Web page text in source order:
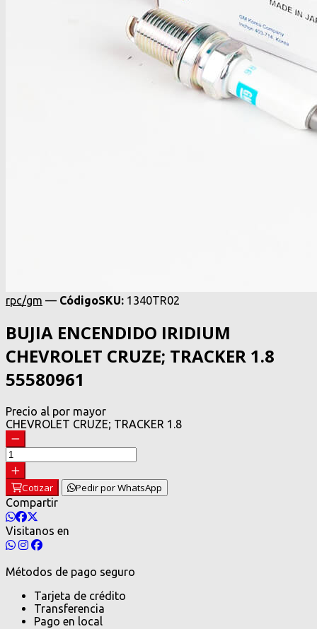
rpc/gm — CódigoSKU: 1340TR02
BUJIA ENCENDIDO IRIDIUM
CHEVROLET CRUZE; TRACKER 1.8
55580961
Precio al por mayor
CHEVROLET CRUZE; TRACKER 1.8
Cotizar
Pedir por WhatsApp
Compartir
Visitanos en
Métodos de pago seguro
Tarjeta de crédito
Transferencia
Pago en local